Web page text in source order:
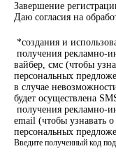
Завершение
Даю согласия на
*создания и
получения рекламно-
вайбер, смс (чтобы
персональных
в случае
будет осуществлена
получения рекламно-
email (чтобы узнавать
персональных
Введите полученный код